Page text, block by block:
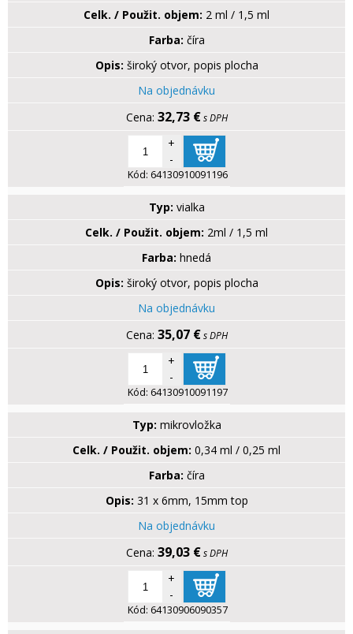
Celk. / Použit. objem: 2 ml / 1,5 ml
Farba: číra
Opis: široký otvor, popis plocha
Na objednávku
32,73 € s DPH
+
-
Kód: 64130910091196
Typ: vialka
Celk. / Použit. objem: 2ml / 1,5 ml
Farba: hnedá
Opis: široký otvor, popis plocha
Na objednávku
35,07 € s DPH
+
-
Kód: 64130910091197
Typ: mikrovložka
Celk. / Použit. objem: 0,34 ml / 0,25 ml
Farba: číra
Opis: 31 x 6mm, 15mm top
Na objednávku
39,03 € s DPH
+
-
Kód: 64130906090357